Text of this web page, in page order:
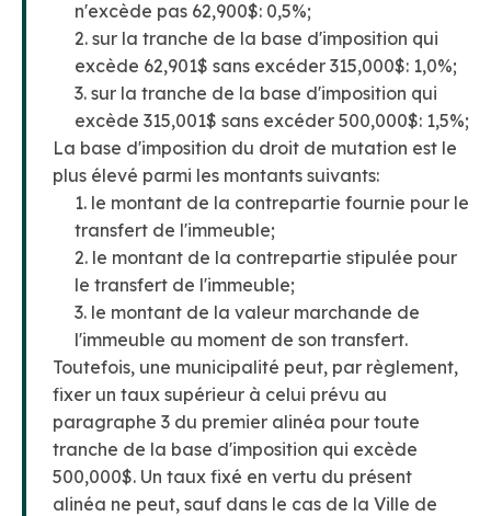
n'excède pas 62,900$: 0,5%;
2. sur la tranche de la base d'imposition qui
excède 62,901$ sans excéder 315,000$: 1,0%;
3. sur la tranche de la base d'imposition qui
excède 315,001$ sans excéder 500,000$: 1,5%;
La base d'imposition du droit de mutation est le
plus élevé parmi les montants suivants:
1. le montant de la contrepartie fournie pour le
transfert de l'immeuble;
2. le montant de la contrepartie stipulée pour
le transfert de l'immeuble;
3. le montant de la valeur marchande de
l'immeuble au moment de son transfert.
Toutefois, une municipalité peut, par règlement,
fixer un taux supérieur à celui prévu au
paragraphe 3 du premier alinéa pour toute
tranche de la base d'imposition qui excède
500,000$. Un taux fixé en vertu du présent
alinéa ne peut, sauf dans le cas de la Ville de